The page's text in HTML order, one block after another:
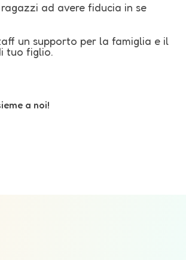
ad avere fiducia in se
un supporto per la famiglia e il
tuo figlio.
a noi!